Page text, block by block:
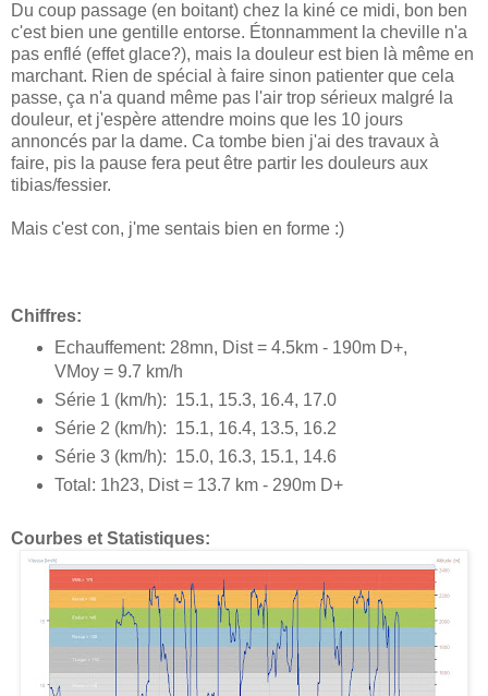
Du coup passage (en boitant) chez la kiné ce midi, bon ben
c'est bien une gentille entorse. Étonnamment la cheville n'a
pas enflé (effet glace?), mais la douleur est bien là même en
marchant. Rien de spécial à faire sinon patienter que cela
passe, ça n'a quand même pas l'air trop sérieux malgré la
douleur, et j'espère attendre moins que les 10 jours
annoncés par la dame. Ca tombe bien j'ai des travaux à
faire, pis la pause fera peut être partir les douleurs aux
tibias/fessier.
Mais c'est con, j'me sentais bien en forme :)
Chiffres:
Echauffement: 28mn, Dist = 4.5km - 190m D+,
VMoy = 9.7 km/h
Série 1 (km/h): 15.1, 15.3, 16.4, 17.0
Série 2 (km/h): 15.1, 16.4, 13.5, 16.2
Série 3 (km/h): 15.0, 16.3, 15.1, 14.6
Total: 1h23, Dist = 13.7 km - 290m D+
Courbes et Statistiques: